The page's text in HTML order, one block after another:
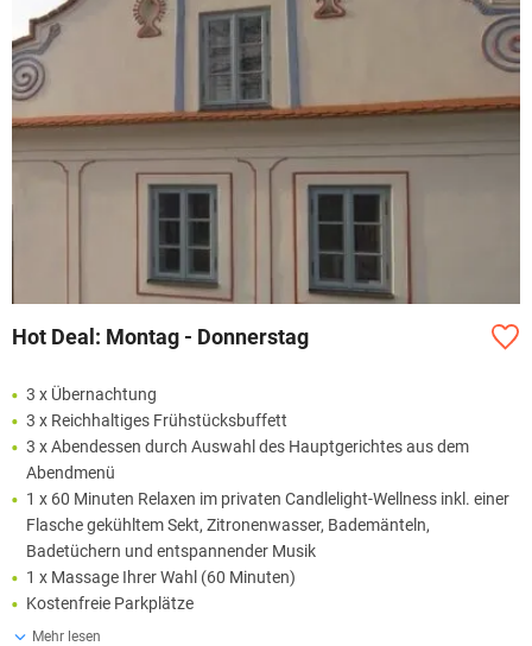
Hot Deal: Montag - Donnerstag
3 x Übernachtung
3 x Reichhaltiges Frühstücksbuffett
3 x Abendessen durch Auswahl des Hauptgerichtes aus dem
Abendmenü
1 x 60 Minuten Relaxen im privaten Candlelight-Wellness inkl. einer
Flasche gekühltem Sekt, Zitronenwasser, Bademänteln,
Badetüchern und entspannender Musik
1 x Massage Ihrer Wahl (60 Minuten)
Kostenfreie Parkplätze
Mehr lesen